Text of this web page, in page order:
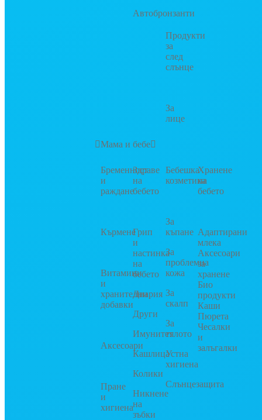
Автобронзанти
Продукти
за
след
слънце
За
лице
Мама и бебе
Бременност
и
раждане
Кърмене
Витамини
и
хранителни
добавки
Аксесоари
Пране
и
хигиена
Здраве
на
бебето
Грип
и
настинка
на
бебето
Диария
Други
Имунитет
Кашлица
Колики
Никнене
на
зъбки
Бебешка
козметика
За
къпане
За
проблемна
кожа
За
скалп
За
тялото
Устна
хигиена
Слънцезащита
Хранене
на
бебето
Адаптирани
млека
Аксесоари
за
хранене
Био
продукти
Каши
Пюрета
Чесалки
и
залъгалки